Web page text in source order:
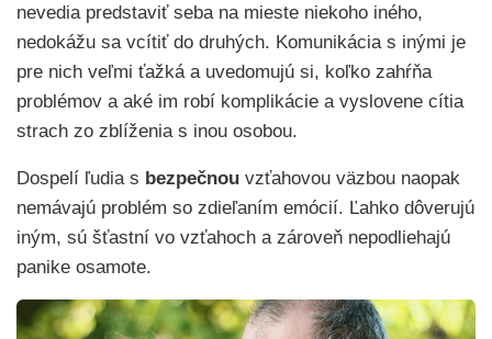
nevedia predstaviť seba na mieste niekoho iného,
nedokážu sa vcítiť do druhých. Komunikácia s inými je
pre nich veľmi ťažká a uvedomujú si, koľko zahŕňa
problémov a aké im robí komplikácie a vyslovene cítia
strach zo zblíženia s inou osobou.
Dospelí ľudia s bezpečnou vzťahovou väzbou naopak
nemávajú problém so zdieľaním emócií. Ľahko dôverujú
iným, sú šťastní vo vzťahoch a zároveň nepodliehajú
panike osamote.